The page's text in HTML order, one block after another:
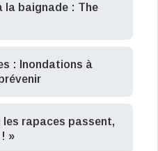
la baignade : The
: Inondations à
les rapaces passent,
»